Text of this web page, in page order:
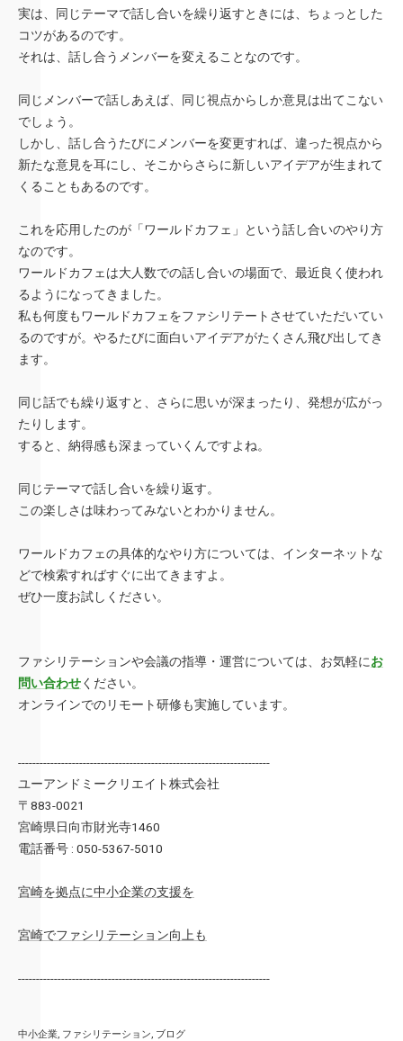
実は、同じテーマで話し合いを繰り返すときには、ちょっとした
コツがあるのです。
それは、話し合うメンバーを変えることなのです。
同じメンバーで話しあえば、同じ視点からしか意見は出てこない
でしょう。
しかし、話し合うたびにメンバーを変更すれば、違った視点から
新たな意見を耳にし、そこからさらに新しいアイデアが生まれて
くることもあるのです。
これを応用したのが「ワールドカフェ」という話し合いのやり方
なのです。
ワールドカフェは大人数での話し合いの場面で、最近良く使われ
るようになってきました。
私も何度もワールドカフェをファシリテートさせていただいてい
るのですが。やるたびに面白いアイデアがたくさん飛び出してき
ます。
同じ話でも繰り返すと、さらに思いが深まったり、発想が広がっ
たりします。
すると、納得感も深まっていくんですよね。
同じテーマで話し合いを繰り返す。
この楽しさは味わってみないとわかりません。
ワールドカフェの具体的なやり方については、インターネットな
どで検索すればすぐに出てきますよ。
ぜひ一度お試しください。
ファシリテーションや会議の指導・運営については、お気軽にお
問い合わせください。
オンラインでのリモート研修も実施しています。
----------------------------------------------------------------------
ユーアンドミークリエイト株式会社
〒883-0021
宮崎県日向市財光寺1460
電話番号 : 050-5367-5010
宮崎を拠点に中小企業の支援を
宮崎でファシリテーション向上も
----------------------------------------------------------------------
中小企業 ファシリテーション ブログ